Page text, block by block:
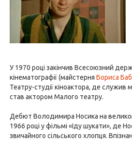
У 1970 році закінчив Всесоюзний
кінематографії (майстерня Бориса
Театру-студії кіноактора, де служив
став актором Малого театру.
Дебют Володимира Носика на
1966 році у фільмі «Іду шукати», де
звичайного сільського хлопця.